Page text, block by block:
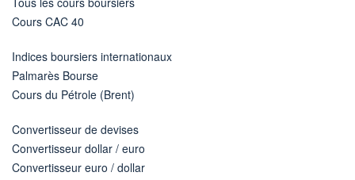
Cours CAC 40
Indices boursiers internationaux
Palmarès Bourse
Cours du Pétrole (Brent)
Convertisseur de devises
Convertisseur dollar / euro
Convertisseur euro / dollar